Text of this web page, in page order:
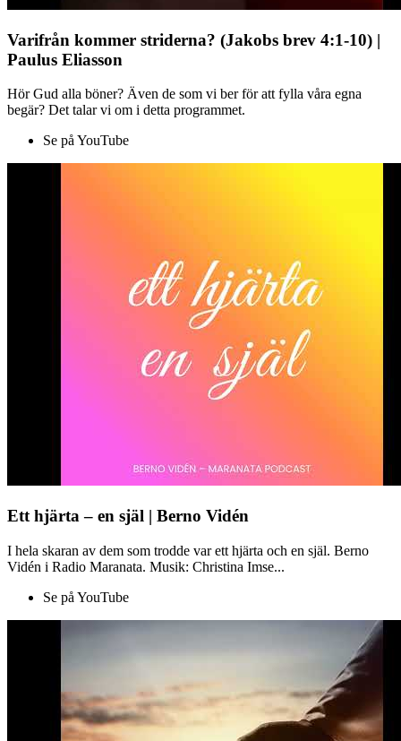
Varifrån kommer striderna? (Jakobs brev 4:1-10) |
Paulus Eliasson
Hör Gud alla böner? Även de som vi ber för att fylla våra egna
begär? Det talar vi om i detta programmet.
Se på YouTube
Ett hjärta – en själ | Berno Vidén
I hela skaran av dem som trodde var ett hjärta och en själ. Berno
Vidén i Radio Maranata. Musik: Christina Imse...
Se på YouTube